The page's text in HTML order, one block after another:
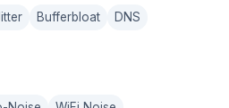
Bufferbloat
DNS